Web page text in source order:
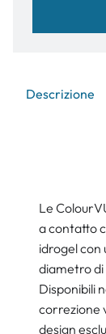
Descrizione
Le
a contatto
idrogel con
diametro di
Disponibili
correzione
design